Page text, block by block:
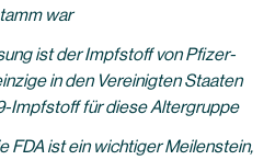
war
ist der Impfstoff von Pfizer-
in den Vereinigten Staaten
Impfstoff für diese Altergruppe
FDA ist ein wichtiger Meilenstein,